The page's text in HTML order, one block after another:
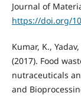
Journal of
https://doi.org/
Kumar, K.,
(2017). Food
nutraceuticals
and